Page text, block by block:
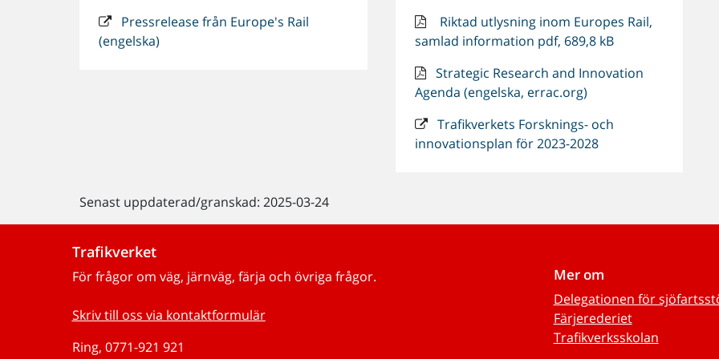
Pressrelease från Europe's Rail
(engelska)
Riktad utlysning inom Europes Rail,
samlad information pdf, 689,8 kB
Strategic Research and Innovation
Agenda (engelska, errac.org)
Trafikverkets Forsknings- och
innovationsplan för 2023-2028
Senast uppdaterad/granskad: 2025-03-24
Trafikverket
För frågor om väg, järnväg, färja och övriga frågor.
Skriv till oss via kontaktformulär
Ring, 0771-921 921
Mer om
Delegationen för
Färjerederiet
Trafikverksskolan